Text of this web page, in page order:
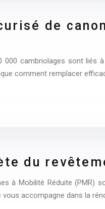
de
000 cambriolages sont
comment remplacer
du
à Mobilité Réduite (PMR)
accompagne dans la